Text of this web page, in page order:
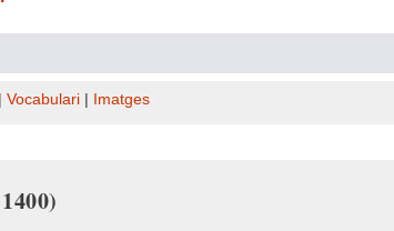
Vocabulari Imatges